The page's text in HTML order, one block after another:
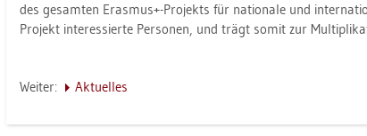
des ge­sam­ten Eras­mus+-Pro­jekts für na­tio­na­le und
Pro­jekt in­ter­es­sier­te Per­so­nen, und trägt somit zur
Wei­ter: Ak­tu­el­les